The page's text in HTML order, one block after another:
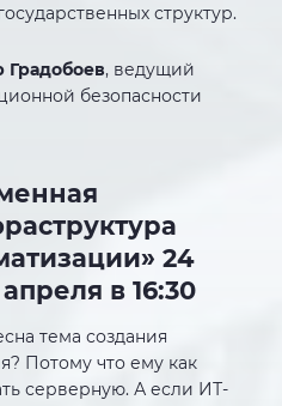
структур.
Градобоев, ведущий
безопасности
24
в 16:30
тема создания
Потому что ему как
серверную. А если ИТ-